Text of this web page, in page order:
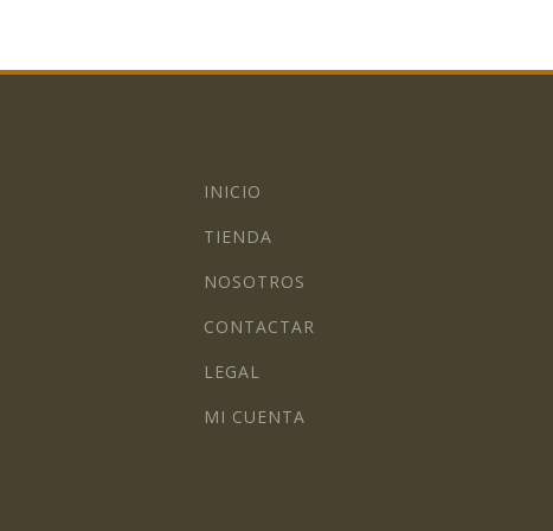
INICIO
TIENDA
NOSOTROS
CONTACTAR
LEGAL
MI CUENTA